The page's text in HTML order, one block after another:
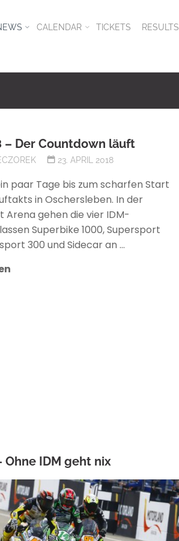
CALENDAR TICKETS RESULTS
– Der Countdown läuft
23. APRIL 2018
paar Tage bis zum scharfen Start
in Oschersleben. In der
Arena gehen die vier IDM-
Superbike 1000, Supersport
300 und Sidecar an …
Ohne IDM geht nix